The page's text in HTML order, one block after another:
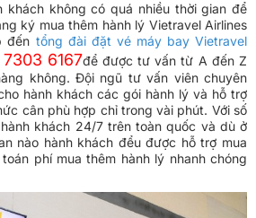
khách không có quá nhiều thời gian để
ký mua thêm hành lý Vietravel Airlines
đến tổng đài đặt vé máy bay Vietravel
6167để được tư vấn từ A đến Z
không. Đội ngũ tư vấn viên chuyên
hành khách các gói hành lý và hỗ trợ
cân phù hợp chỉ trong vài phút. Với số
khách 24/7 trên toàn quốc và dù ở
nào hành khách đểu được hỗ trợ mua
phí mua thêm hành lý nhanh chóng